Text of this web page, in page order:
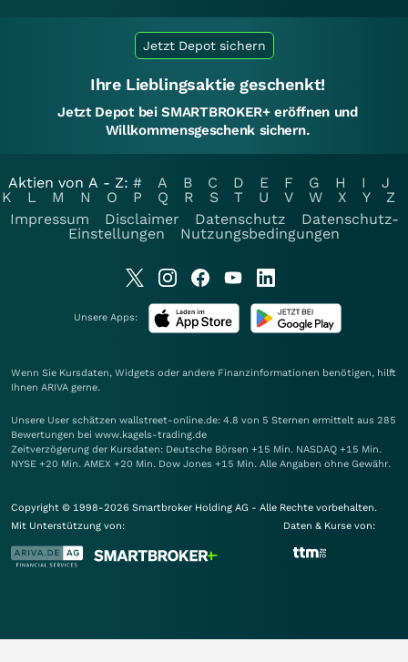
Jetzt Depot sichern
Ihre Lieblingsaktie geschenkt!
Jetzt Depot bei SMARTBROKER+ eröffnen und
Willkommensgeschenk sichern.
Aktien von A - Z: # A B C D E F G H I
J
K
L M N O P Q R S T U V W X Y
Z
Impressum
Disclaimer Datenschutz
Datenschutz-
Einstellungen
Nutzungsbedingungen
Unsere Apps:
Wenn Sie Kursdaten, Widgets oder andere Finanzinformationen benötigen, hilft
Ihnen ARIVA gerne.
Unsere User schätzen wallstreet-online.de: 4.8 von 5 Sternen ermittelt aus 285
Bewertungen bei www.kagels-trading.de
Zeitverzögerung der Kursdaten: Deutsche Börsen +15 Min. NASDAQ +15 Min.
NYSE +20 Min. AMEX +20 Min. Dow Jones +15 Min. Alle Angaben ohne Gewähr.
Copyright © 1998-2026 Smartbroker Holding AG - Alle Rechte vorbehalten.
Mit Unterstützung von:
Daten & Kurse von: